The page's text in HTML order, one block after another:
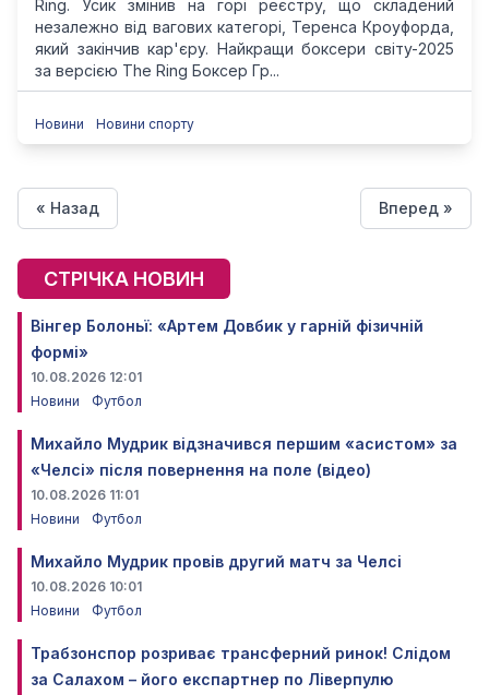
Ring. Усик змінив на горі реєстру, що складений
незалежно від вагових категорі, Теренса Кроуфорда,
який закінчив кар'єру. Найкращи боксери світу-2025
за версією The Ring Боксер Гр...
Новини Новини спорту
« Назад Вперед »
СТРІЧКА НОВИН
Вінгер Болоньї: «Артем Довбик у гарній фізичній
формі»
10.08.2026 12:01
Новини
Футбол
Михайло Мудрик відзначився першим «асистом» за
«Челсі» після повернення на поле (відео)
10.08.2026 11:01
Новини
Футбол
Михайло Мудрик провів другий матч за Челсі
10.08.2026 10:01
Новини
Футбол
Трабзонспор розриває трансферний ринок! Слідом
за Салахом – його експартнер по Ліверпулю